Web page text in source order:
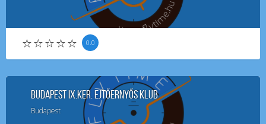
0.0
Budapest IX.ker. Ejtőernyős Klub
Budapest